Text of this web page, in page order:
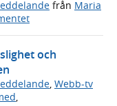
från Maria
och
Webb-tv